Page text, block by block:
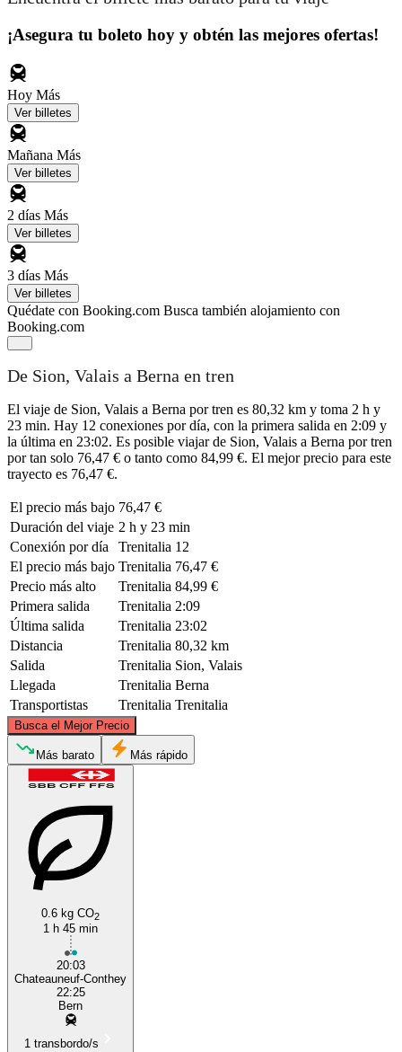
¡Asegura tu boleto hoy y obtén las mejores ofertas!
Hoy Más
Ver billetes
Mañana Más
Ver billetes
2 días Más
Ver billetes
3 días Más
Ver billetes
Quédate con Booking.com Busca también alojamiento con
Booking.com
De Sion, Valais a Berna en tren
El viaje de Sion, Valais a Berna por tren es 80,32 km y toma 2 h y
23 min. Hay 12 conexiones por día, con la primera salida en 2:09 y
la última en 23:02. Es posible viajar de Sion, Valais a Berna por tren
por tan solo 76,47 € o tanto como 84,99 €. El mejor precio para este
trayecto es 76,47 €.
El precio más bajo 76,47 €
Duración del viaje 2 h y 23 min
Conexión por día
Trenitalia 12
El precio más bajo Trenitalia 76,47 €
Precio más alto
Trenitalia 84,99 €
Primera salida
Trenitalia 2:09
Última salida
Trenitalia 23:02
Distancia
Trenitalia 80,32 km
Salida
Trenitalia Sion, Valais
Llegada
Trenitalia Berna
Transportistas
Trenitalia Trenitalia
Busca el Mejor Precio
©CARTO
Más barato Más rápido
0.6 kg CO2
1 h 45 min
20:03
Chateauneuf-Conthey
22:25
Bern
1 transbordo/s